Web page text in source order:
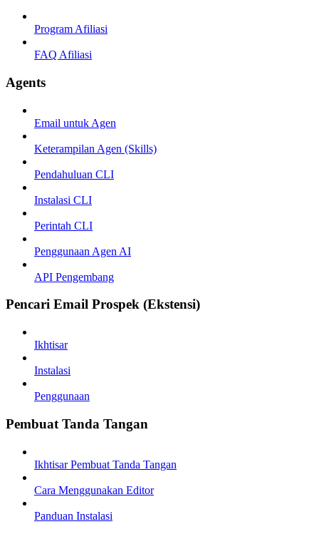
Program Afiliasi
FAQ Afiliasi
Agents
Email untuk Agen
Keterampilan Agen (Skills)
Pendahuluan CLI
Instalasi CLI
Perintah CLI
Penggunaan Agen AI
API Pengembang
Pencari Email Prospek (Ekstensi)
Ikhtisar
Instalasi
Penggunaan
Pembuat Tanda Tangan
Ikhtisar Pembuat Tanda Tangan
Cara Menggunakan Editor
Panduan Instalasi